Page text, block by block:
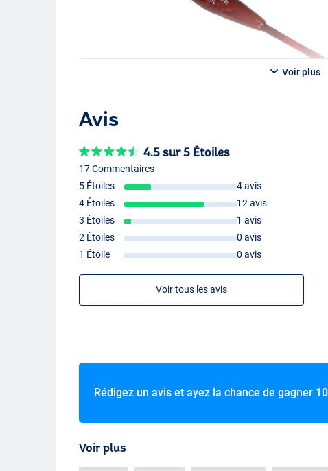
Voir plus
Avis
4.5 sur 5 Étoiles
17 Commentaires
5 Étoiles
4 avis
4 Étoiles
12 avis
3 Étoiles
1 avis
2 Étoiles
0 avis
1 Étoile
0 avis
Voir tous les avis
Rédigez un avis et ayez la chance de gagner
Voir plus